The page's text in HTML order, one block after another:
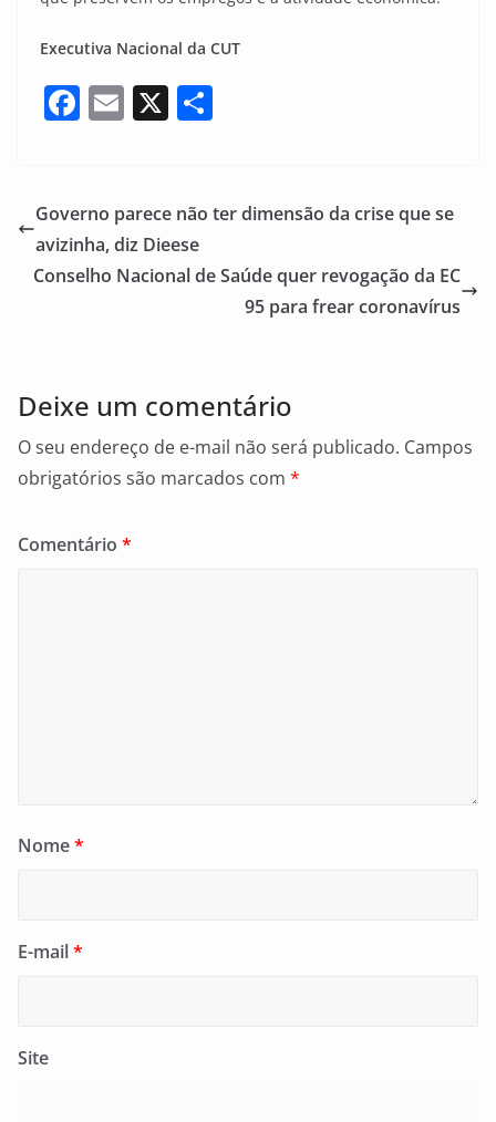
Executiva Nacional da CUT
F
e
b
o
E
l
X
e
Governo parece não ter dimensão da crise que se
avizinha, diz Dieese
Conselho Nacional de Saúde quer revogação da EC
95 para frear coronavírus
Deixe um comentário
O seu endereço de e-mail não será publicado. Campos
obrigatórios são marcados com *
Comentário *
Nome*
E-mail*
Site